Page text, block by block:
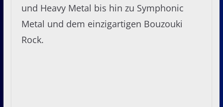
und Heavy Metal bis hin zu Symphonic
Metal und dem einzigartigen Bouzouki
Rock.